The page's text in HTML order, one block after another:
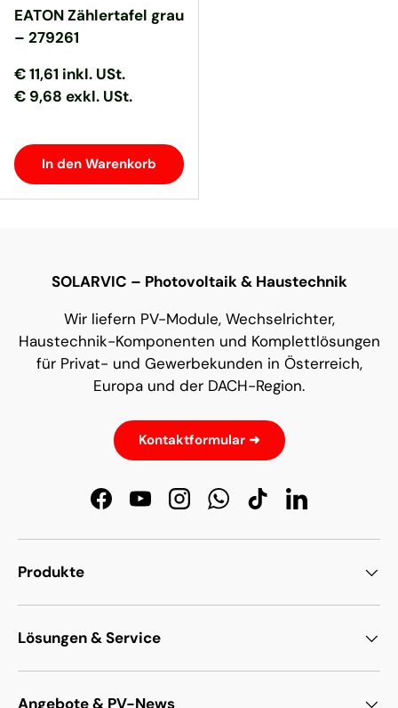
EATON Zählertafel grau
– 279261
Normaler Preis
Normaler Preis
€ 11,61 inkl. USt.
€ 9,68 exkl. USt.
In den Warenkorb
SOLARVIC – Photovoltaik & Haustechnik
Wir liefern PV-Module, Wechselrichter,
Haustechnik-Komponenten und Komplettlösungen
für Privat- und Gewerbekunden in Österreich,
Europa und der DACH-Region.
Kontaktformular ➜
FacebookYouTubeInstagramWhatsApp
TikTokLinkedIn
Produkte
Lösungen & Service
Angebote & PV-News